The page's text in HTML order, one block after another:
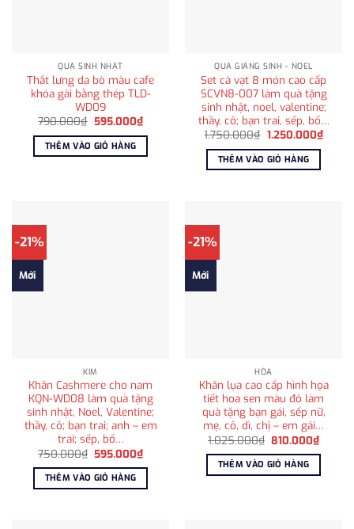
QUÀ SINH NHẬT
Thắt lưng da bò màu cafe
khóa gài bằng thép TLD-
WD09
790.000₫ Giá
là:
790.000₫.
595.000₫Giá
hiện
tại
595.000₫.
THÊM VÀO GIỎ HÀNG
QUÀ GIÁNG SINH - NOEL
Set cà vạt 8 món cao cấp
SCVN8-007 làm quà tặng
sinh nhật, noel, valentine;
thầy, cô; bạn trai, sếp, bố…
1.750.000₫ Giá
là:
1.750.000₫.
1.250.000₫Giá
hiện
THÊM VÀO GIỎ HÀNG
-21%
Mới
KIM
Khăn Cashmere cho nam
KQN-WD08 làm quà tặng
sinh nhật, Noel, Valentine;
thầy, cô; bạn trai; anh – em
trai; sếp, bố…
750.000₫ Giá
là:
750.000₫.
595.000₫Giá
hiện
tại
595.000₫.
THÊM VÀO GIỎ HÀNG
-21%
Mới
HỎA
Khăn lụa cao cấp hình họa
tiết hoa sen màu đỏ làm
quà tặng bạn gái, sếp nữ,
mẹ, cô, dì, chị – em gái…
1.025.000₫ Giá
là:
1.025.000₫.
810.000₫Giá
hiện
tại
THÊM VÀO GIỎ HÀNG